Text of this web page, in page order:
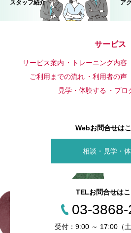
スタッフ紹介 ア
サービス
サービス案内 トレーニング内容
ご利用までの流れ
利用者の声
見学・体験する
プロ
Webお問合せは
相談・見学・
TELお問合せは
03-
受付：9:00 ～ 17:00（土